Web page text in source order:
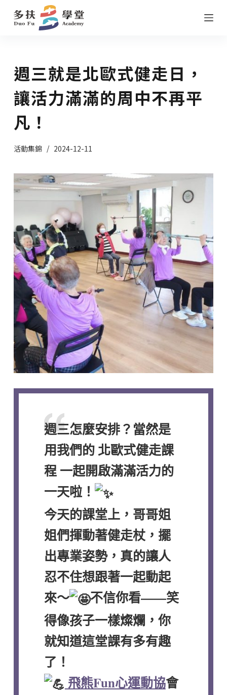
跳
至
內
容
週三就是北歐式健走日，
讓活力滿滿的周中不再平
凡！
活動集錦 2024-12-11
週三怎麼安排？當然是
用我們的 北歐式健走課
程 一起開啟滿滿活力的
一天啦！
今天的課堂上，哥哥姐
姐們揮動著健走杖，擺
出專業姿勢，真的讓人
忍不住想跟著一起動起
來～
不信你看——笑
得像孩子一樣燦爛，你
就知道這堂課有多有趣
了！
飛熊Fun心運動協會